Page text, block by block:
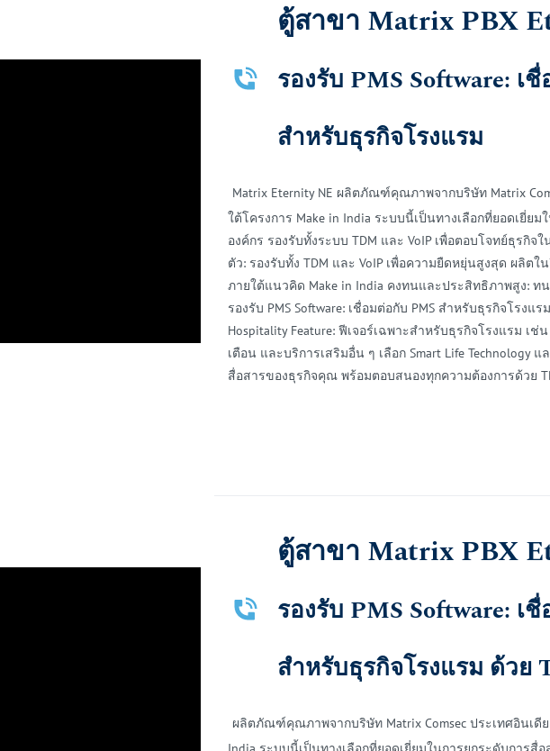
ตู้สาขา Matrix PBX
รองรับ PMS Software: เ
สำหรับธุรกิจโรงแรม
Matrix Eternity NE ผลิตภัณฑ์คุณภาพจากบริษัท Matrix
ใต้โครงการ Make in India ระบบนี้เป็นทางเลือกที่ยอดเยี่ย
องค์กร รองรับทั้งระบบ TDM และ VoIP เพื่อตอบโจทย์ธุรกิ
ตัว: รองรับทั้ง TDM และ VoIP เพื่อความยืดหยุ่นสูงสุด ผลิต
ภายใต้แนวคิด Make in India คงทนและประสิทธิภาพสูง: ท
รองรับ PMS Software: เชื่อมต่อกับ PMS สำหรับธุรกิจโรงแ
Hospitality Feature: ฟีเจอร์เฉพาะสำหรับธุรกิจโรงแรม เช่
เตือน และบริการเสริมอื่น ๆ เลือก Smart Life Technology แ
สื่อสารของธุรกิจคุณ พร้อมตอบสนองทุกความต้องการด้วย
ตู้สาขา Matrix PBX
รองรับ PMS Software: เ
สำหรับธุรกิจโรงแรม ด้วย
ผลิตภัณฑ์คุณภาพจากบริษัท Matrix Comsec ประเทศอินเดี